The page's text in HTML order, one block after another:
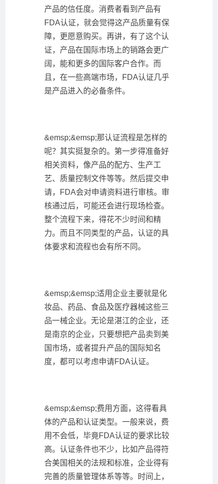
产品的信任度。消费者看到产品有
FDA认证，就会觉得这产品质量有保
障，更愿意购买。再讲，有了这个认
证，产品在国际市场上的销路会更广
阔，能和更多的国际客户合作。而
且，在一些高端市场，FDA认证几乎
是产品进入的必备条件。
&emsp;&emsp;那认证流程是怎样的
呢？其实挺复杂的。第一步得准备好
相关资料，像产品的配方、生产工
艺、质量控制文件等等。然后提交申
请，FDA会对申请资料进行审核。审
核通过后，可能还会进行现场检查。
整个流程下来，得花不少时间和精
力。而且不同类型的产品，认证的具
体要求和流程也会有所不同。
&emsp;&emsp;适用企业主要就是化
妆品、药品、食品及医疗器械这些三
品一械企业。无论是湛江的企业，还
是南京的企业，只要想把产品卖到美
国市场，或者提升产品的国际知名
度，都可以考虑申请FDA认证。
&emsp;&emsp;费用方面，这得看具
体的产品和认证类型。一般来说，费
用不会低，毕竟FDA认证的要求比较
高。认证条件也不少，比如产品得符
合美国相关的法规和标准，企业得有
完善的质量管理体系等等。时间上，